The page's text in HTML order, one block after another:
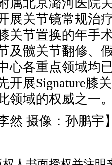
展关节镜常规治
关节置换的年手
及髋关节翻修、
心各重点领域均
开展Signature膝
领域的权威之一
摄像：孙鹏宇